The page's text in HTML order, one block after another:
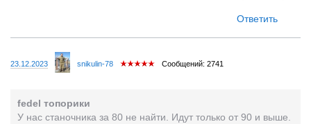
Ответить
23.12.2023 snikulin-78 Сообщений: 2741
fedel топорики
У нас станочника за 80 не найти. Идут только от 90 и выше.